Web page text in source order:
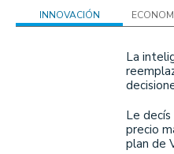
INNOVACIÓN
La
Le
precio
plan de